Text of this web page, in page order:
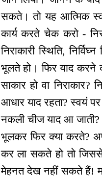
सकते। तो यह आत्मिक
कार्य करते चेक करो -
निराकारी स्थिति,
भूलते हो। फिर याद करने
साकार हो वा
आधार याद रहता? स्वयं
नकली चीज याद आ
भूलकर फिर क्या करते?
कर ला सकते हो तो जिससे
मेहनत देख नहीं सकते हैं!